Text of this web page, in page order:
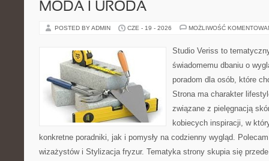
MODA I URODA
POSTED BY ADMIN CZE - 19 - 2026 MOŻLIWOŚĆ
Studio Veriss to
świadomemu dbaniu o
poradom dla osób, które
Strona ma charakter
związane z pielęgnacją
kobiecych inspiracji, w
konkretne poradniki, jak i pomysły na codzienny wygląd.
wizażystów i Stylizacja fryzur. Tematyka strony skupia się